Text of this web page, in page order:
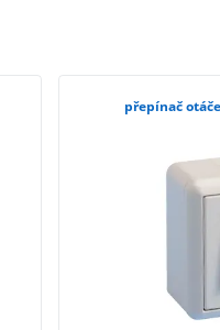
přepínač